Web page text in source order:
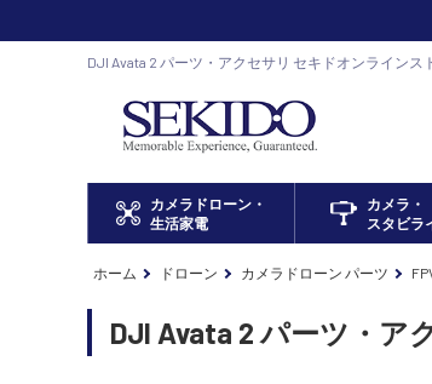
DJI Avata 2 パーツ・アクセサリ セキドオンライン
カメラドローン・
生活家電
カメラ・
スタビラ
ホーム ドローン カメラドローン パーツ
DJI Avata 2 パーツ・ア